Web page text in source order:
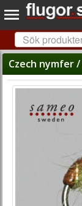
Czech nymfer